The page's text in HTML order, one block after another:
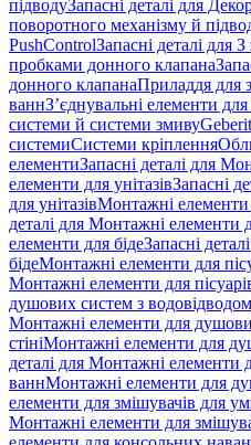
підводуЗапасні деталі для
поворотного механізму й
PushControlЗапасні деталі для
пробками донного клапана
донного клапанаПриладдя для
ваннЗ’єднувальні елементи
системи й системи змиву
системиСистеми кріплення
елементиЗапасні деталі для
елементи для унітазівЗапасні
для унітазівМонтажні елементи
деталі для Монтажні елементи
елементи для бідеЗапасні
бідеМонтажні елементи для
Монтажні елементи для
душових систем з водовідводом
Монтажні елементи для
стініМонтажні елементи для
деталі для Монтажні елементи
ваннМонтажні елементи для
елементи для змішувачів для
Монтажні елементи для